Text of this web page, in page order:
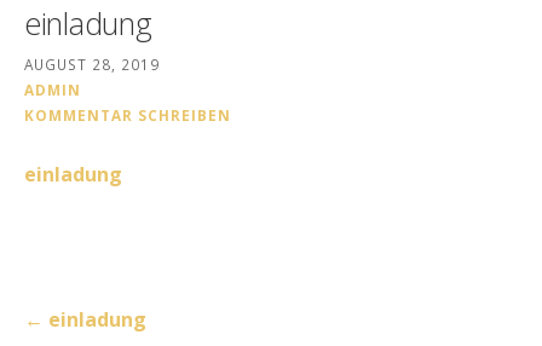
einladung
AUGUST 28, 2019
ADMIN
KOMMENTAR SCHREIBEN
einladung
Beitragsnavigation
← einladung